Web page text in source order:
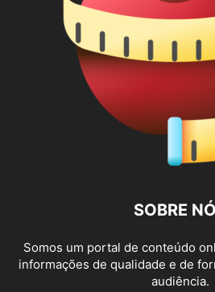
SOBRE
Somos um portal de conteúdo
informações de qualidade e de
audiência.